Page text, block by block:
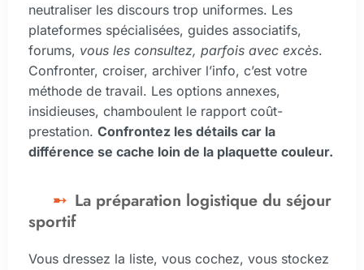
neutraliser les discours trop uniformes. Les
plateformes spécialisées, guides associatifs,
forums, vous les consultez, parfois avec excès.
Confronter, croiser, archiver l’info, c’est votre
méthode de travail. Les options annexes,
insidieuses, chamboulent le rapport coût-
prestation. Confrontez les détails car la
différence se cache loin de la plaquette couleur.
La préparation logistique du séjour
sportif
Vous dressez la liste, vous cochez, vous stockez